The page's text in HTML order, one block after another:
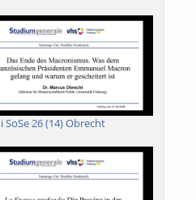
SoSe 26 (14) Obrecht